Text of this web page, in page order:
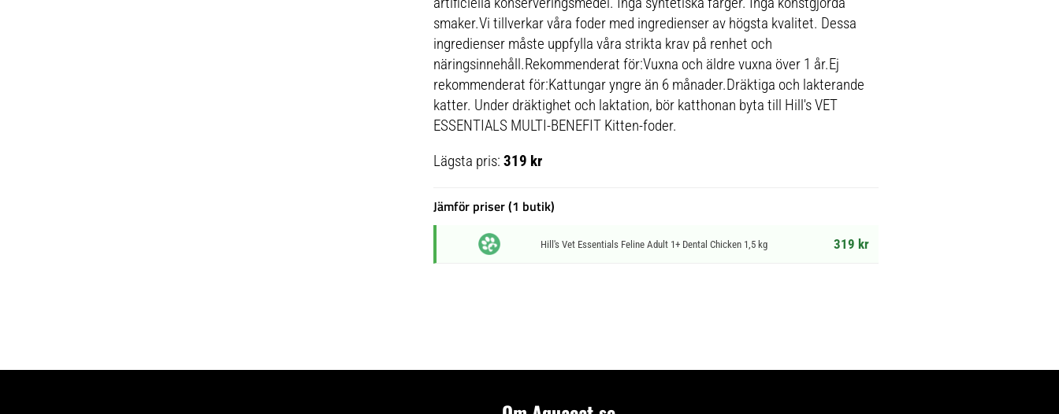
smaker.Vi tillverkar våra foder med ingredienser av högsta kvalitet. Dessa
ingredienser måste uppfylla våra strikta krav på renhet och
näringsinnehåll.Rekommenderat för:Vuxna och äldre vuxna över 1 år.Ej
rekommenderat för:Kattungar yngre än 6 månader.Dräktiga och lakterande
katter. Under dräktighet och laktation, bör katthonan byta till Hill's VET
ESSENTIALS MULTI-BENEFIT Kitten-foder.
Lägsta pris: 319 kr
Jämför priser (1 butik)
Hill's Vet Essentials Feline Adult 1+ Dental Chicken 1,5 kg 319 kr